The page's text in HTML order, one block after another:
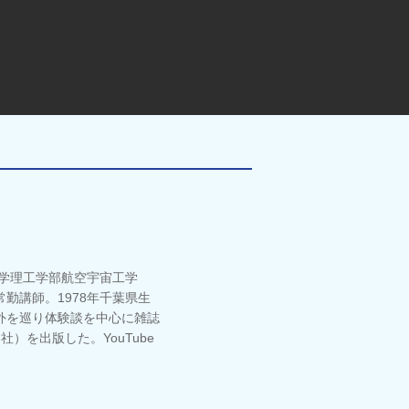
理工学部航空宇宙工学
勤講師。1978年千葉県生
を巡り体験談を中心に雑誌
）を出版した。YouTube